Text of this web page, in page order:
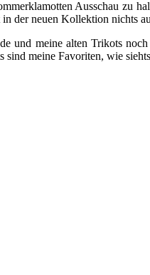
Ausschau zu
neuen Kollektion nichts
meine alten Trikots
meine Favoriten, wie